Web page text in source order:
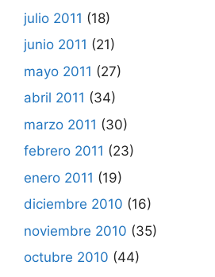
julio 2011 (18)
junio 2011 (21)
mayo 2011 (27)
abril 2011 (34)
marzo 2011 (30)
febrero 2011 (23)
enero 2011 (19)
diciembre 2010 (16)
noviembre 2010 (35)
octubre 2010 (44)